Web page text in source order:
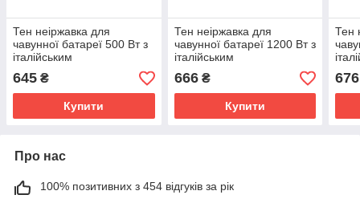
Тен неіржавка для
чавунної батареї 500 Вт з
італійським
терморегулятором Reco (з
тепловим захистом)
645 ₴
Купити
Тен неіржавка для
чавунної батареї 1200 Вт з
італійським
терморегулятором Reco (з
тепловим захистом)
666₴
Купити
Тен
676
Про нас
100% позитивних з 454 відгуків за рік